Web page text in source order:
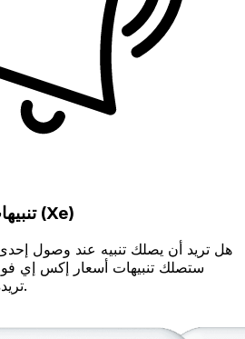
تنبيهات الأسعار من إكس إي (Xe)
هل تريد أن يصلك تنبيه عند وصول
ستصلك تنبيهات أسعار إكس إي
تريده لزوج العملات التي تهمك.